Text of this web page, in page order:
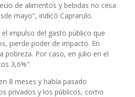
de alimentos y bebidas no cesa
mayo", indicó Caprarulo.
impulso del gasto público que
pierde poder de impacto. En
pobreza. Por caso, en julio en el
3,6%".
8 meses y había pasado
privados y los públicos, como